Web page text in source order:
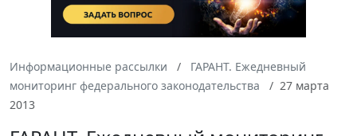
Информационные рассылки
ГАРАНТ. Ежедневный
мониторинг федерального законодательства
27 марта
2013